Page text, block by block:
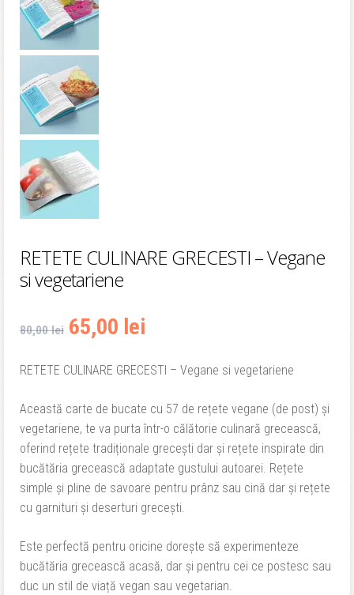
RETETE CULINARE GRECESTI – Vegane
si vegetariene
80,00lei Prețul
inițial
fost:
80,00 lei.
65,00 lei
curent
65,00 lei.
RETETE CULINARE GRECESTI – Vegane si vegetariene
Această carte de bucate cu 57 de rețete vegane (de post) și
vegetariene, te va purta într-o călătorie culinară grecească,
oferind rețete tradiționale grecești dar și rețete inspirate din
bucătăria grecească adaptate gustului autoarei. Rețete
simple și pline de savoare pentru prânz sau cină dar și rețete
cu garnituri și deserturi grecești.
Este perfectă pentru oricine dorește să experimenteze
bucătăria grecească acasă, dar și pentru cei ce postesc sau
duc un stil de viață vegan sau vegetarian.